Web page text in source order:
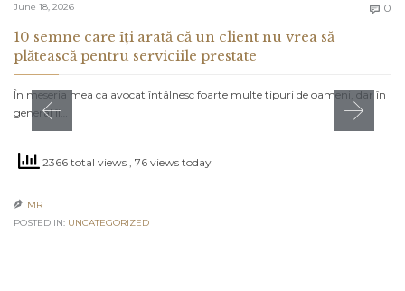
June 18, 2026  0
10 semne care îți arată că un client nu vrea să
plătească pentru serviciile prestate
În meseria mea ca avocat întâlnesc foarte multe tipuri de oameni, dar în
general îi…
2366 total views , 76 views today
 MR
POSTED IN: UNCATEGORIZED